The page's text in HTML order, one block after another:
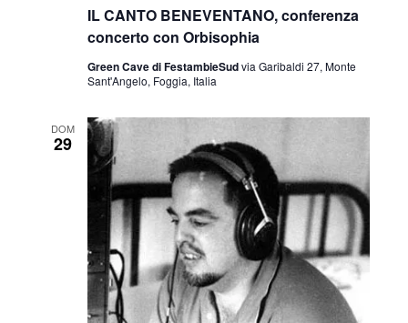
IL CANTO BENEVENTANO, conferenza
concerto con Orbisophia
Green Cave di FestambieSudvia Garibaldi 27, Monte
Sant'Angelo, Foggia, Italia
DOM
29